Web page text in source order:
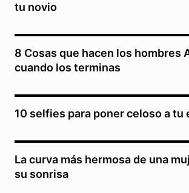
tu novio
8 Cosas que hacen los hombres
cuando los terminas
10 selfies para poner celoso a tu
La curva más hermosa de una
su sonrisa